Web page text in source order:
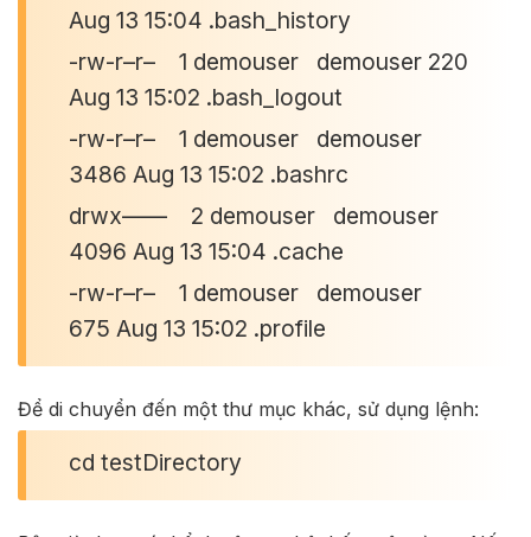
Aug 13 15:04 .bash_history
-rw-r–r– 1 demouser demouser 220
Aug 13 15:02 .bash_logout
-rw-r–r– 1 demouser demouser
3486 Aug 13 15:02 .bashrc
drwx—— 2 demouser demouser
4096 Aug 13 15:04 .cache
-rw-r–r– 1 demouser demouser
675 Aug 13 15:02 .profile
Để di chuyển đến một thư mục khác, sử dụng lệnh:
cd testDirectory